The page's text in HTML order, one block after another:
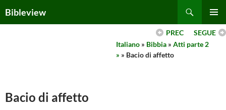
toBibleview
MENU
SEGUE
PREC
Italiano » Bibbia » Atti parte 2
» » Bacio di affetto
Bacio di affetto